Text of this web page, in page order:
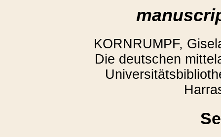
KORNRUMPF,
Die deutschen